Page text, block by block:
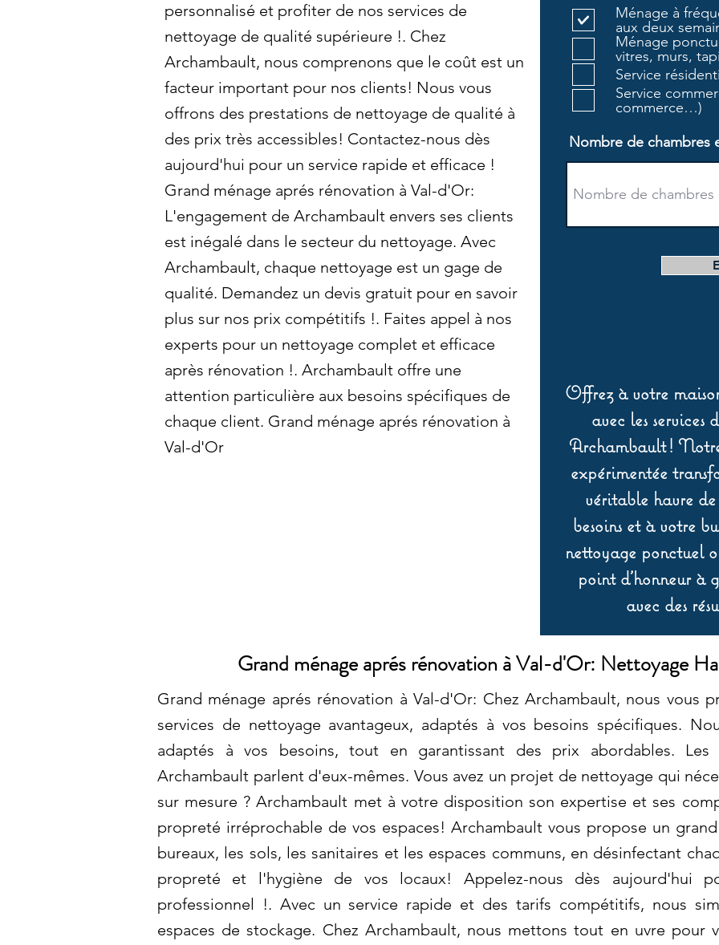
personnalisé et profiter de nos services de
nettoyage de qualité supérieure !. Chez
Archambault, nous comprenons que le coût est un
facteur important pour nos clients! Nous vous
offrons des prestations de nettoyage de qualité à
des prix très accessibles! Contactez-nous dès
aujourd'hui pour un service rapide et efficace !
Grand ménage aprés rénovation à Val-d'Or:
L'engagement de Archambault envers ses clients
est inégalé dans le secteur du nettoyage. Avec
Archambault, chaque nettoyage est un gage de
qualité. Demandez un devis gratuit pour en savoir
plus sur nos prix compétitifs !. Faites appel à nos
experts pour un nettoyage complet et efficace
après rénovation !. Archambault offre une
attention particulière aux besoins spécifiques de
chaque client. Grand ménage aprés rénovation à
Val-d'Or
Ménage à
aux deux
Ménage
vitres, murs,
Service
Service
commerce…)
Nombre de chambres
Offrez à votre
avec les services
Archambault !
expérimentée
véritable havre
besoins et à votre
nettoyage ponctuel
point d’honneur à
avec des
Grand ménage aprés rénovation à Val-d'Or: Nettoyage
Grand ménage aprés rénovation à Val-d'Or: Chez Archambault, nous vous
services de nettoyage avantageux, adaptés à vos besoins spécifiques.
adaptés à vos besoins, tout en garantissant des prix abordables. Les
Archambault parlent d'eux-mêmes. Vous avez un projet de nettoyage qui
sur mesure ? Archambault met à votre disposition son expertise et ses
propreté irréprochable de vos espaces! Archambault vous propose un
bureaux, les sols, les sanitaires et les espaces communs, en désinfectant
propreté et l'hygiène de vos locaux! Appelez-nous dès aujourd'hui
professionnel !. Avec un service rapide et des tarifs compétitifs, nous
espaces de stockage. Chez Archambault, nous mettons tout en uvre